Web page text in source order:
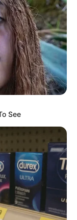
CƏMİYYƏT
alıb
0 0
See